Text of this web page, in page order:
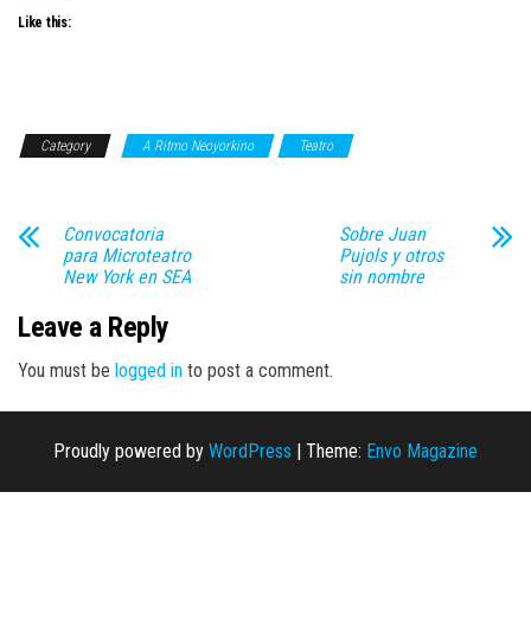
Like this:
Category A Ritmo Neoyorkino Teatro
Convocatoria
para Microteatro
New York en SEA
Sobre Juan
Pujols y otros
sin nombre
Leave a Reply
You must be logged in to post a comment.
Proudly powered by WordPress | Theme: Envo Magazine